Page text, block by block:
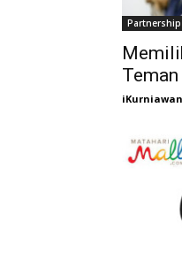
Partnership
iKurniawan